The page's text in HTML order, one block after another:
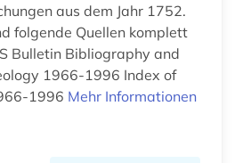
aus dem Jahr 1752.
folgende Quellen komplett
1966-1996 Index of
1996 Mehr Informationen